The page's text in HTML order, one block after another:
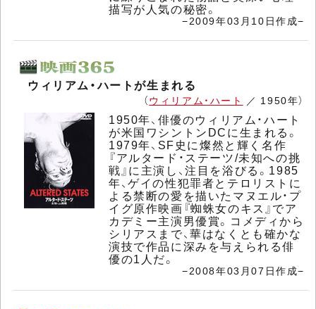
描写が人気の秘密。
−2009年03月10日作成−
ウィリアム・ハートが生まれる
（ウィリアム・ハート ／ 1950年）
1950年、俳優のウィリアム・ハート
が米国ワシントンDCに生まれる。
1979年、SF史に燦然と輝く名作
『アルタード・ステーツ/未知への挑
戦』に主演し、注目を浴びる。1985
年、ゲイの性犯罪者とテロリストに
よる禁断の愛を描いたマヌエル・プ
イグ原作映画『蜘蛛女のキス』でア
カデミー主演男優賞。コメディから
シリアスまで、華はなくとも確かな
演技で作品に深みを与えられる俳
優の1人だ。
−2008年03月07日作成−